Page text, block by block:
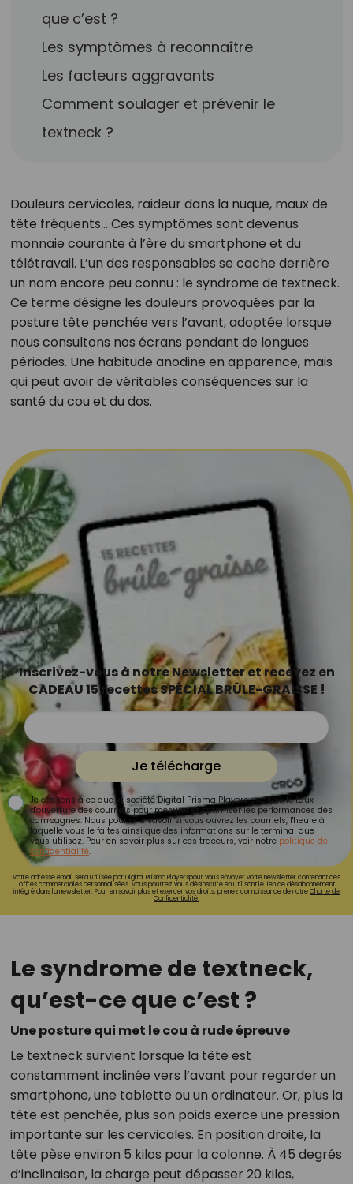
que c’est ?
Les symptômes à reconnaître
Les facteurs aggravants
Comment soulager et prévenir le
textneck ?
Douleurs cervicales, raideur dans la nuque, maux de
tête fréquents… Ces symptômes sont devenus
monnaie courante à l’ère du smartphone et du
télétravail. L’un des responsables se cache derrière
un nom encore peu connu : le syndrome de textneck.
Ce terme désigne les douleurs provoquées par la
posture tête penchée vers l’avant, adoptée lorsque
nous consultons nos écrans pendant de longues
périodes. Une habitude anodine en apparence, mais
qui peut avoir de véritables conséquences sur la
santé du cou et du dos.
Inscrivez-vous à notre Newsletter et recevez en
CADEAU 15 recettes SPÉCIAL BRÛLE-GRAISSE !
Je télécharge
Je consens à ce que la société Digital Prisma Players analyse le taux
d'ouverture des courriels pour mesurer et optimiser les performances des
campagnes. Nous pourrons savoir si vous ouvrez les courriels, l'heure à
laquelle vous le faites ainsi que des informations sur le terminal que
vous utilisez. Pour en savoir plus sur ces traceurs, voir notre politique de
confidentialité.
Votre adresse email sera utilisée par Digital Prisma Playerspour vous envoyer votre newsletter contenant des
offres commerciales personnalisées. Vous pourrez vous désinscrire en utilisant le lien de désabonnement
intégré dans la newsletter. Pour en savoir plus et exercer vos droits, prenez connaissance de notreCharte de
Confidentialité.
Le syndrome de textneck,
qu’est-ce que c’est ?
Une posture qui met le cou à rude épreuve
Le textneck survient lorsque la tête est
constamment inclinée vers l’avant pour regarder un
smartphone, une tablette ou un ordinateur. Or, plus la
tête est penchée, plus son poids exerce une pression
importante sur les cervicales. En position droite, la
tête pèse environ 5 kilos pour la colonne. À 45 degrés
d’inclinaison, la charge peut dépasser 20 kilos,